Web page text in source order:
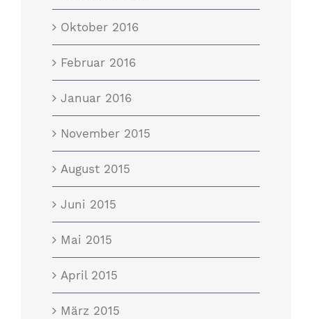
Oktober 2016
Februar 2016
Januar 2016
November 2015
August 2015
Juni 2015
Mai 2015
April 2015
März 2015